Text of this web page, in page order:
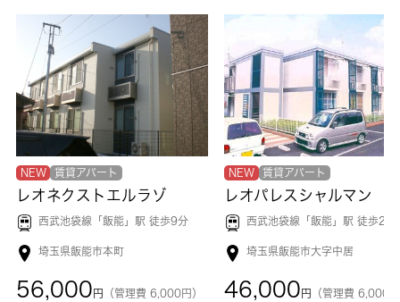
NEW 賃貸アパート
レオネクストエルラゾ
西武池袋線「 飯能 」駅 徒歩9分
埼玉県飯能市本町
56,000 円 （管理費 6,000円）
NEW 賃貸アパート
レオパレスシャルマン
西武池袋線「飯能 」駅 徒歩22
埼玉県飯能市大字中居
46,000 円 （管理費 6,000